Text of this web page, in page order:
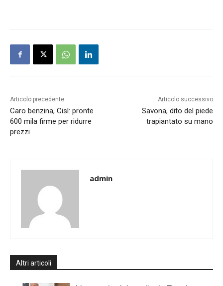
Articolo precedente
Caro benzina, Cisl: pronte
600 mila firme per ridurre
prezzi
Articolo successivo
Savona, dito del piede
trapiantato su mano
admin
Altri articoli